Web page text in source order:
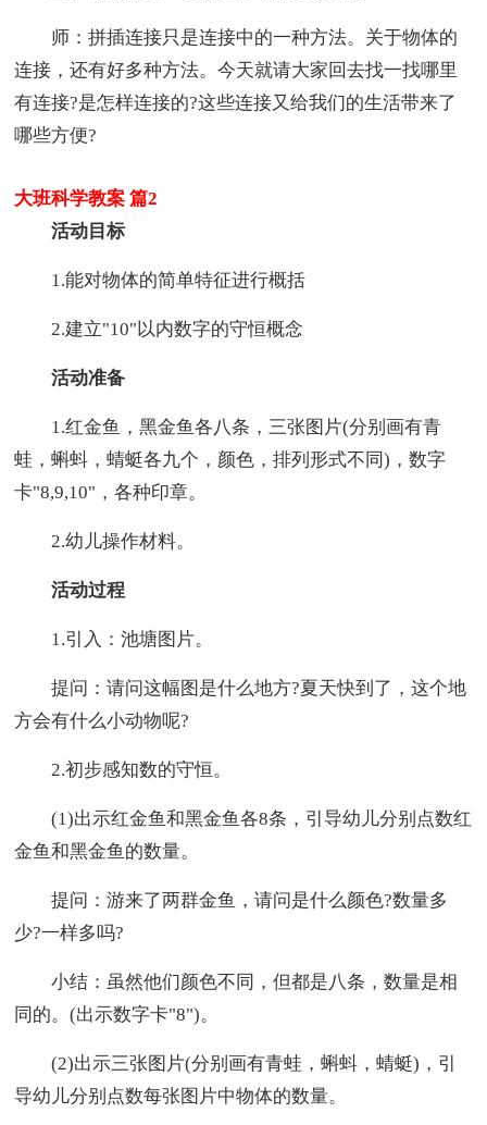
师：拼插连接只是连接中的一种方法。关于物体的
连接，还有好多种方法。今天就请大家回去找一找哪里
有连接?是怎样连接的?这些连接又给我们的生活带来了
哪些方便?
大班科学教案 篇2
活动目标
1.能对物体的简单特征进行概括
2.建立"10"以内数字的守恒概念
活动准备
1.红金鱼，黑金鱼各八条，三张图片(分别画有青
蛙，蝌蚪，蜻蜓各九个，颜色，排列形式不同)，数字
卡"8,9,10"，各种印章。
2.幼儿操作材料。
活动过程
1.引入：池塘图片。
提问：请问这幅图是什么地方?夏天快到了，这个地
方会有什么小动物呢?
2.初步感知数的守恒。
(1)出示红金鱼和黑金鱼各8条，引导幼儿分别点数红
金鱼和黑金鱼的数量。
提问：游来了两群金鱼，请问是什么颜色?数量多
少?一样多吗?
小结：虽然他们颜色不同，但都是八条，数量是相
同的。(出示数字卡"8")。
(2)出示三张图片(分别画有青蛙，蝌蚪，蜻蜓)，引
导幼儿分别点数每张图片中物体的数量。